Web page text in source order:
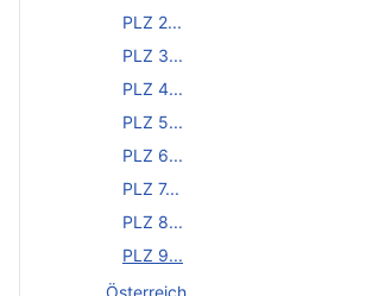
PLZ 2...
PLZ 3...
PLZ 4...
PLZ 5...
PLZ 6...
PLZ 7...
PLZ 8...
PLZ 9...